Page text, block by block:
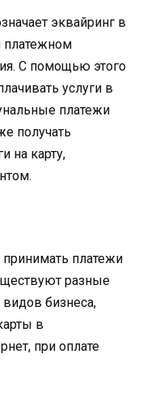
эквайринг в
платежном
С помощью этого
услуги в
платежи
получать
на карту,
платежи
разные
бизнеса,
в
при оплате